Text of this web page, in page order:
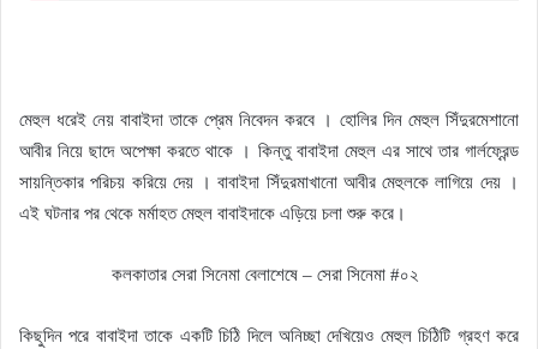
মেহুল ধরেই নেয় বাবাইদা তাকে প্রেম নিবেদন করবে । হোলির দিন মেহুল সিঁদুরমেশানো
আবীর নিয়ে ছাদে অপেক্ষা করতে থাকে । কিন্তু বাবাইদা মেহুল এর সাথে তার গার্লফ্রেন্ড
সায়ন্তিকার পরিচয় করিয়ে দেয় । বাবাইদা সিঁদুরমাখানো আবীর মেহুলকে লাগিয়ে দেয় ।
এই ঘটনার পর থেকে মর্মাহত মেহুল বাবাইদাকে এড়িয়ে চলা শুরু করে।
কলকাতার সেরা সিনেমা বেলাশেষে – সেরা সিনেমা #০২
কিছুদিন পরে বাবাইদা তাকে একটি চিঠি দিলে অনিচ্ছা দেখিয়েও মেহুল চিঠিটি গ্রহণ করে